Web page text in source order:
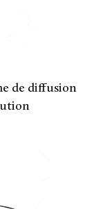
de diffusion